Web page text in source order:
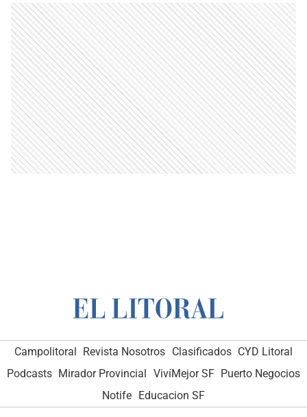
Campolitoral Revista Nosotros Clasificados CYD Litoral
Podcasts Mirador Provincial VivíMejor SF Puerto Negocios
Notife Educacion SF